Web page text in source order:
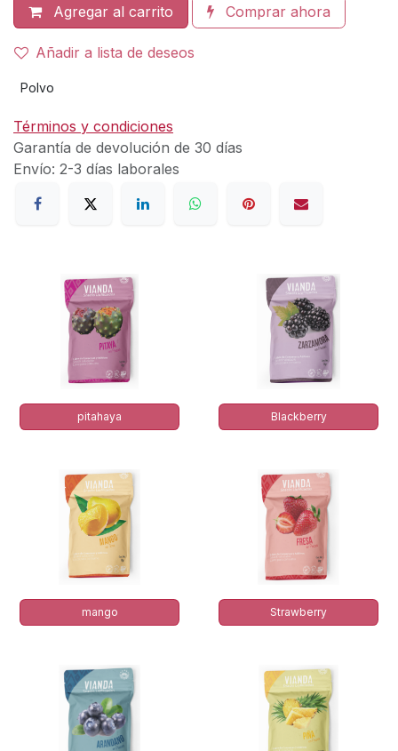
Agregar al carrito Comprar ahora
Añadir a lista de deseos
Polvo
Términos y condiciones
Garantía de devolución de 30 días
Envío: 2-3 días laborales
pitahaya Blackberry
mango Strawberry